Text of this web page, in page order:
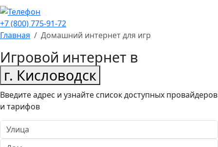
+7 (800) 775-91-72
Главная
Домашний интернет для игр
Игровой интернет в
г. Кисловодск
Введите адрес и узнайте список доступных провайдеров
и тарифов